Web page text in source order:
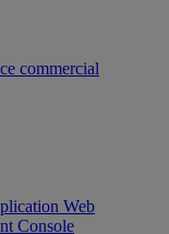
commercial
Web
Console